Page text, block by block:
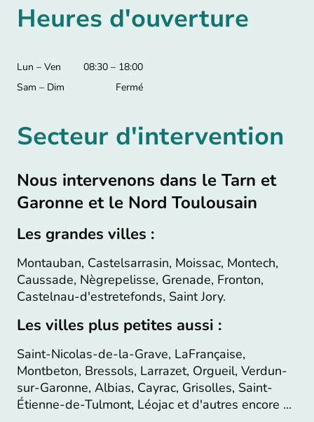
Heures d'ouverture
Lun – Ven
08:30 – 18:00
Sam – Dim
Fermé
Secteur d'intervention
Nous intervenons dans le Tarn et
Garonne et le Nord Toulousain
Les grandes villes :
Montauban, Castelsarrasin, Moissac, Montech,
Caussade, Nègrepelisse, Grenade, Fronton,
Castelnau-d'estretefonds, Saint Jory.
Les villes plus petites aussi :
Saint-Nicolas-de-la-Grave, LaFrançaise,
Montbeton, Bressols, Larrazet, Orgueil, Verdun-
sur-Garonne, Albias, Cayrac, Grisolles, Saint-
Étienne-de-Tulmont, Léojac et d'autres encore ...